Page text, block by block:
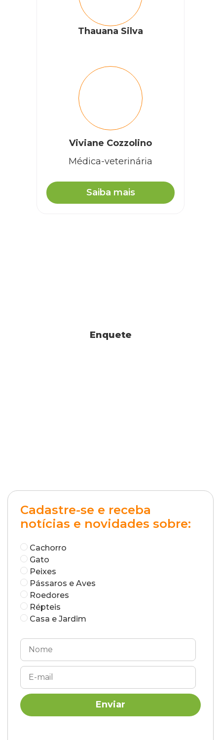
Thauana Silva
Viviane Cozzolino
Médica-veterinária
Saiba mais
Enquete
Cadastre-se e receba
notícias e novidades sobre:
Cachorro
Gato
Peixes
Pássaros e Aves
Roedores
Répteis
Casa e Jardim